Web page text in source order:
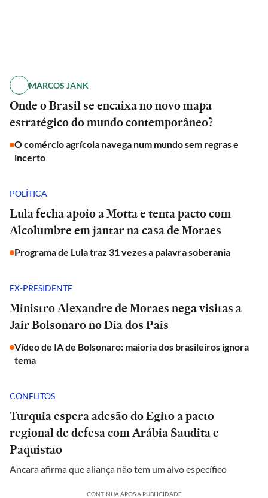
MARCOS JANK
Onde o Brasil se encaixa no novo mapa
estratégico do mundo contemporâneo?
O comércio agrícola navega num mundo sem regras e
incerto
POLÍTICA
Lula fecha apoio a Motta e tenta pacto com
Alcolumbre em jantar na casa de Moraes
Programa de Lula traz 31 vezes a palavra soberania
EX-PRESIDENTE
Ministro Alexandre de Moraes nega visitas a
Jair Bolsonaro no Dia dos Pais
Vídeo de IA de Bolsonaro: maioria dos brasileiros ignora
tema
CONFLITOS
Turquia espera adesão do Egito a pacto
regional de defesa com Arábia Saudita e
Paquistão
Ancara afirma que aliança não tem um alvo específico
CONTINUA APÓS A PUBLICIDADE